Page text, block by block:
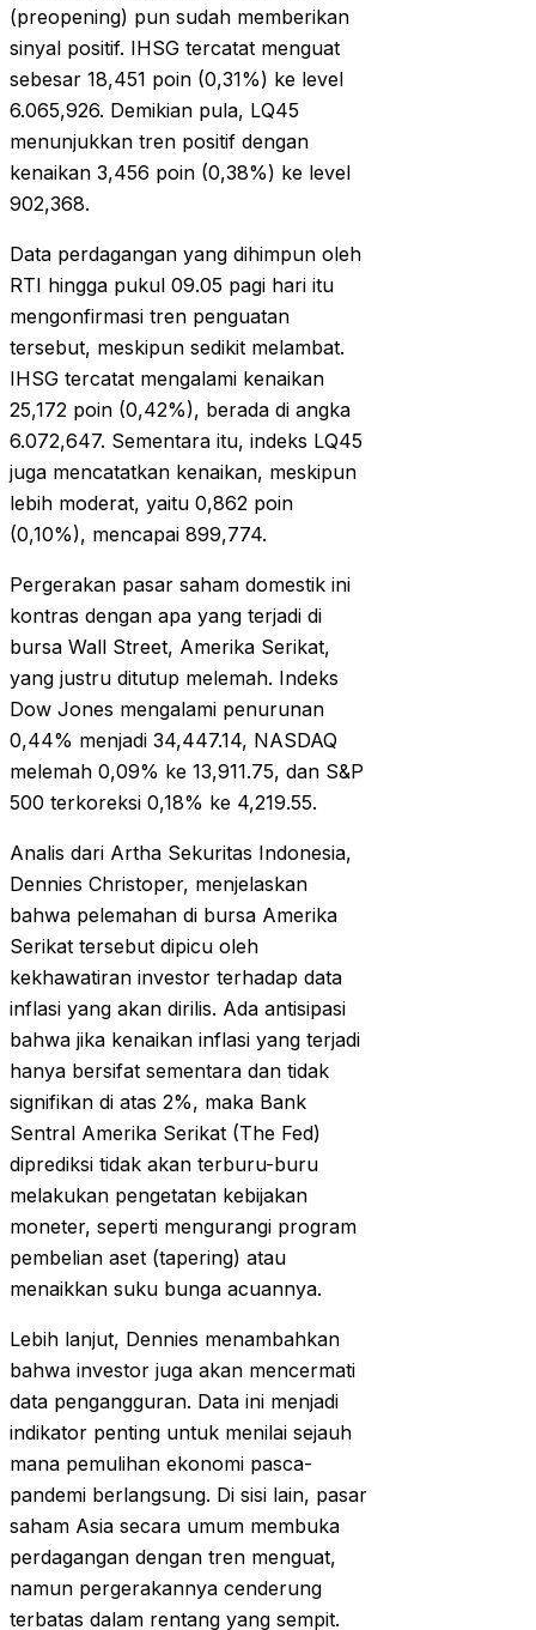
(preopening) pun sudah memberikan
sinyal positif. IHSG tercatat menguat
sebesar 18,451 poin (0,31%) ke level
6.065,926. Demikian pula, LQ45
menunjukkan tren positif dengan
kenaikan 3,456 poin (0,38%) ke level
902,368.
Data perdagangan yang dihimpun oleh
RTI hingga pukul 09.05 pagi hari itu
mengonfirmasi tren penguatan
tersebut, meskipun sedikit melambat.
IHSG tercatat mengalami kenaikan
25,172 poin (0,42%), berada di angka
6.072,647. Sementara itu, indeks LQ45
juga mencatatkan kenaikan, meskipun
lebih moderat, yaitu 0,862 poin
(0,10%), mencapai 899,774.
Pergerakan pasar saham domestik ini
kontras dengan apa yang terjadi di
bursa Wall Street, Amerika Serikat,
yang justru ditutup melemah. Indeks
Dow Jones mengalami penurunan
0,44% menjadi 34,447.14, NASDAQ
melemah 0,09% ke 13,911.75, dan S&P
500 terkoreksi 0,18% ke 4,219.55.
Analis dari Artha Sekuritas Indonesia,
Dennies Christoper, menjelaskan
bahwa pelemahan di bursa Amerika
Serikat tersebut dipicu oleh
kekhawatiran investor terhadap data
inflasi yang akan dirilis. Ada antisipasi
bahwa jika kenaikan inflasi yang terjadi
hanya bersifat sementara dan tidak
signifikan di atas 2%, maka Bank
Sentral Amerika Serikat (The Fed)
diprediksi tidak akan terburu-buru
melakukan pengetatan kebijakan
moneter, seperti mengurangi program
pembelian aset (tapering) atau
menaikkan suku bunga acuannya.
Lebih lanjut, Dennies menambahkan
bahwa investor juga akan mencermati
data pengangguran. Data ini menjadi
indikator penting untuk menilai sejauh
mana pemulihan ekonomi pasca-
pandemi berlangsung. Di sisi lain, pasar
saham Asia secara umum membuka
perdagangan dengan tren menguat,
namun pergerakannya cenderung
terbatas dalam rentang yang sempit.